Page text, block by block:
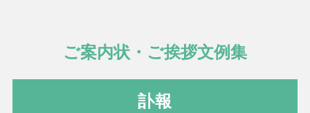
ご案内状・ご挨拶文例集
訃報